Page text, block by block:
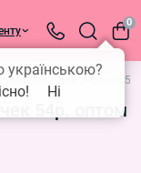
0
"MIU" для девочек
54р. оптом
українською?
Ні